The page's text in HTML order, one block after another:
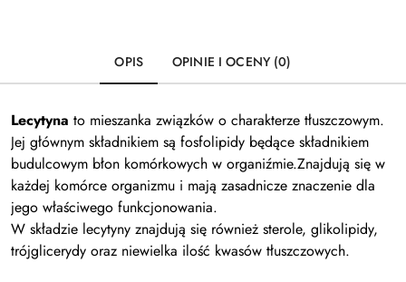
OPIS OPINIE I OCENY (0)
Lecytyna to mieszanka związków o charakterze tłuszczowym.
Jej głównym składnikiem są fosfolipidy będące składnikiem
budulcowym błon komórkowych w organiźmie.Znajdują się w
każdej komórce organizmu i mają zasadnicze znaczenie dla
jego właściwego funkcjonowania.
W składzie lecytyny znajdują się również sterole, glikolipidy,
trójglicerydy oraz niewielka ilość kwasów tłuszczowych.